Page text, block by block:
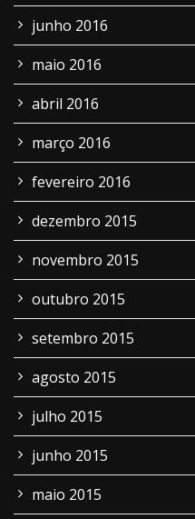
junho 2016
maio 2016
abril 2016
março 2016
fevereiro 2016
dezembro 2015
novembro 2015
outubro 2015
setembro 2015
agosto 2015
julho 2015
junho 2015
maio 2015